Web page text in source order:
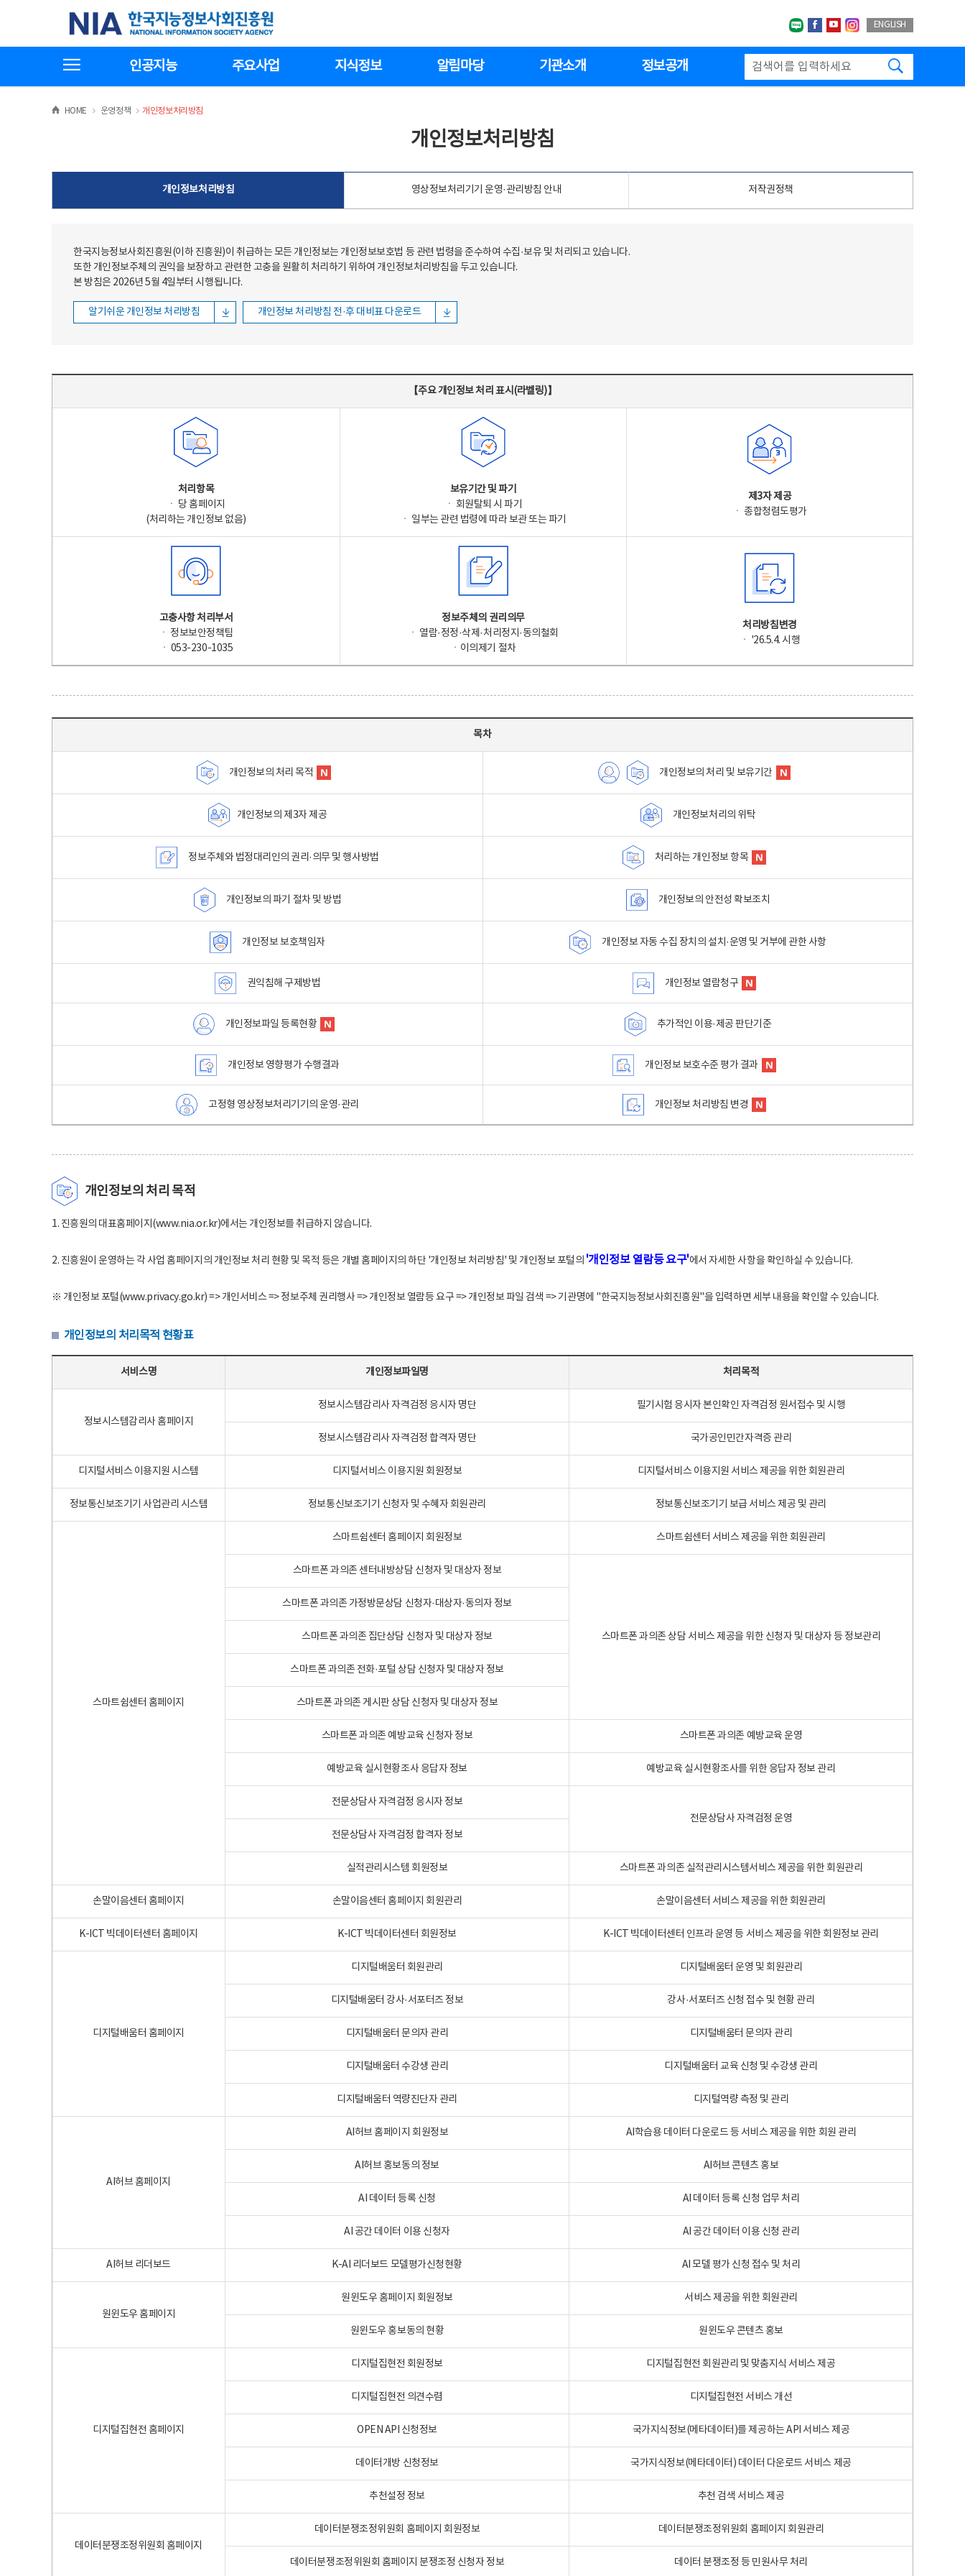
한국지능정보사회진흥원
네이버블로그
페이스북
유투브인스타그랩
ENGLISH
인공지능 주요사업 지식정보 알림마당 기관소개 정보공개
HOME >운영정책 >
개인정보처리방침
개인정보처리방침
개인정보처리방침 영상정보처리기기 운영·관리방침 안내 저작권정책
한국지능정보사회진흥원(이하 진흥원)이 취급하는 모든 개인정보는 개인정보보호법 등 관련 법령을 준수하여 수집·보유 및 처리되고 있습니다.
또한 개인정보주체의 권익을 보장하고 관련한 고충을 원활히 처리하기 위하여 개인정보처리방침을 두고 있습니다.
본 방침은 2026년 5월 4일부터 시행됩니다.
알기쉬운 개인정보 처리방침 개인정보 처리방침 전·후 대비표 다운로드
【주요 개인정보 처리 표시(라벨링)】
처리항목
ㆍ 당 홈페이지
(처리하는 개인정보 없음)
보유기간 및 파기
ㆍ 회원탈퇴 시 파기
ㆍ 일부는 관련 법령에 따라 보관 또는 파기
제3자 제공
ㆍ 종합청렴도평가
고충사항 처리부서
ㆍ 정보보안정책팀
ㆍ 053-230-1035
정보주체의 권리의무
ㆍ 열람·정정·삭제·처리정지·동의철회
ㆍ이의제기 절차
처리방침변경
ㆍ '26.5.4. 시행
목차
개인정보의 처리 목적 개인정보의 처리 및 보유기간
개인정보의 제3자 제공 개인정보처리의 위탁
정보주체와 법정대리인의 권리·의무 및 행사방법 처리하는 개인정보 항목
개인정보의 파기 절차 및 방법 개인정보의 안전성 확보조치
개인정보 보호책임자 개인정보 자동 수집 장치의 설치·운영 및 거부에 관한 사항
권익침해 구제방법 개인정보 열람청구
개인정보파일 등록현황 추가적인 이용·제공 판단기준
개인정보 영향평가 수행결과 개인정보 보호수준 평가 결과
고정형 영상정보처리기기의 운영·관리 개인정보 처리방침 변경
개인정보의 처리 목적
1. 진흥원의 대표홈페이지(www.nia.or.kr)에서는 개인정보를 취급하지 않습니다.
2. 진흥원이 운영하는 각 사업 홈페이지의 개인정보 처리 현황 및 목적 등은 개별 홈페이지의 하단 '개인정보 처리방침' 및 개인정보 포털의 '개인정보 열람등 요구'에서 자세한 사항을 확인하실 수 있습니다.
※ 개인정보 포털(www.privacy.go.kr) => 개인서비스 => 정보주체 권리행사 => 개인정보 열람등 요구 => 개인정보 파일 검색 => 기관명에 "한국지능정보사회진흥원"을 입력하면 세부 내용을 확인할 수 있습니다.
개인정보의 처리목적 현황표
서비스명 개인정보파일명 처리목적
정보시스템감리사 홈페이지
정보시스템감리사 자격검정 응시자 명단 필기시험 응시자 본인확인 자격검정 원서접수 및 시행
정보시스템감리사 자격검정 합격자 명단 국가공인민간자격증 관리
디지털서비스 이용지원 시스템 디지털서비스 이용지원 회원정보 디지털서비스 이용지원 서비스 제공을 위한 회원관리
정보통신보조기기 사업관리 시스템 정보통신보조기기 신청자 및 수혜자 회원관리 정보통신보조기기 보급 서비스 제공 및 관리
스마트쉼센터 홈페이지
스마트쉼센터 홈페이지 회원정보 스마트쉼센터 서비스 제공을 위한 회원관리
스마트폰 과의존 센터내방상담 신청자 및 대상자 정보
스마트폰 과의존 상담 서비스 제공을 위한 신청자 및 대상자 등 정보관리
스마트폰 과의존 가정방문상담 신청자·대상자·동의자 정보
스마트폰 과의존 집단상담 신청자 및 대상자 정보
스마트폰 과의존 전화·포털 상담 신청자 및 대상자 정보
스마트폰 과의존 게시판 상담 신청자 및 대상자 정보
스마트폰 과의존 예방교육 신청자 정보 스마트폰 과의존 예방교육 운영
예방교육 실시현황조사 응답자 정보 예방교육 실시현황조사를 위한 응답자 정보 관리
전문상담사 자격검정 응시자 정보
전문상담사 자격검정 운영
전문상담사 자격검정 합격자 정보
실적관리시스템 회원정보 스마트폰 과의존 실적관리시스템서비스 제공을 위한 회원관리
손말이음센터 홈페이지 손말이음센터 홈페이지 회원관리 손말이음센터 서비스 제공을 위한 회원관리
K-ICT 빅데이터센터 홈페이지 K-ICT 빅데이터센터 회원정보 K-ICT 빅데이터센터 인프라 운영 등 서비스 제공을 위한 회원정보 관리
디지털배움터 홈페이지
디지털배움터 회원관리 디지털배움터 운영 및 회원관리
디지털배움터 강사·서포터즈 정보 강사·서포터즈 신청 접수 및 현황 관리
디지털배움터 문의자 관리 디지털배움터 문의자 관리
디지털배움터 수강생 관리 디지털배움터 교육 신청 및 수강생 관리
디지털배움터 역량진단자 관리 디지털역량 측정 및 관리
AI허브 홈페이지
AI허브 홈페이지 회원정보 AI학습용 데이터 다운로드 등 서비스 제공을 위한 회원 관리
AI허브 홍보동의 정보 AI허브 콘텐츠 홍보
AI 데이터 등록 신청 AI 데이터 등록 신청 업무 처리
AI 공간 데이터 이용 신청자 AI 공간 데이터 이용 신청 관리
AI허브 리더보드 K-AI 리더보드 모델평가신청현황 AI 모델 평가 신청 접수 및 처리
원윈도우 홈페이지
원윈도우 홈페이지 회원정보 서비스 제공을 위한 회원관리
원윈도우 홍보동의 현황 원윈도우 콘텐츠 홍보
디지털집현전 홈페이지
디지털집현전 회원정보 디지털집현전 회원관리 및 맞춤지식 서비스 제공
디지털집현전 의견수렴 디지털집현전 서비스 개선
OPEN API 신청정보 국가지식정보(메타데이터)를 제공하는 API 서비스 제공
데이터개방 신청정보 국가지식정보(메타데이터) 데이터 다운로드 서비스 제공
추천설정 정보 추천 검색 서비스 제공
데이터분쟁조정위원회 홈페이지
데이터분쟁조정위원회 홈페이지 회원정보 데이터분쟁조정위원회 홈페이지 회원관리
데이터분쟁조정위원회 홈페이지 분쟁조정 신청자 정보 데이터 분쟁조정 등 민원사무 처리